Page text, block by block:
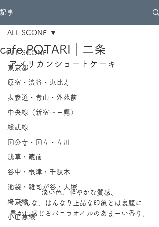
記事
ALL SCONE
東京都
原宿・渋谷・恵比寿
表参道・青山・外苑前
中央線（新宿～三鷹）
総武線
国分寺・国立・立川
浅草・蔵前
谷中・根津・千駄木
池袋・雑司が谷・大塚
埼京線
小田急線
ALL SCONE
cafe POTARI｜二条
アメリカンショートケーキ
淡い色、軽やかな質感、
そんな、はんなり上品な印象とは裏腹に
豊かに感じるバニラオイルのあまーい香り。